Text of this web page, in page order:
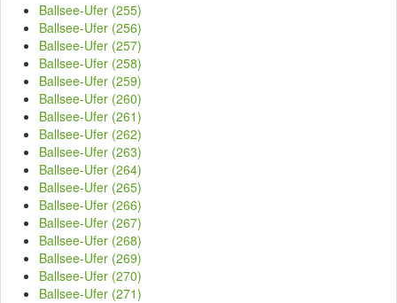
Ballsee-Ufer (255)
Ballsee-Ufer (256)
Ballsee-Ufer (257)
Ballsee-Ufer (258)
Ballsee-Ufer (259)
Ballsee-Ufer (260)
Ballsee-Ufer (261)
Ballsee-Ufer (262)
Ballsee-Ufer (263)
Ballsee-Ufer (264)
Ballsee-Ufer (265)
Ballsee-Ufer (266)
Ballsee-Ufer (267)
Ballsee-Ufer (268)
Ballsee-Ufer (269)
Ballsee-Ufer (270)
Ballsee-Ufer (271)